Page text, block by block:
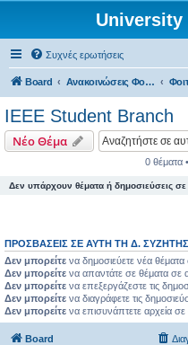
University
Συχνές ερωτήσεις
Board Ανακοινώσεις Φοιτητικών Δραστηριοτήτων
IEEE Student Branch
Νέο Θέμα
0 θέματα
Δεν υπάρχουν θέματα ή δημοσιεύσεις σε
ΠΡΟΣΒΆΣΕΙΣ ΣΕ ΑΥΤΉ ΤΗ Δ.
Δεν μπορείτε να δημοσιεύετε νέα
Δεν μπορείτε να απαντάτε σε θέματα σε
Δεν μπορείτε να επεξεργάζεστε τις
Δεν μπορείτε να διαγράφετε τις
Δεν μπορείτε να επισυνάπτετε αρχεία
Board